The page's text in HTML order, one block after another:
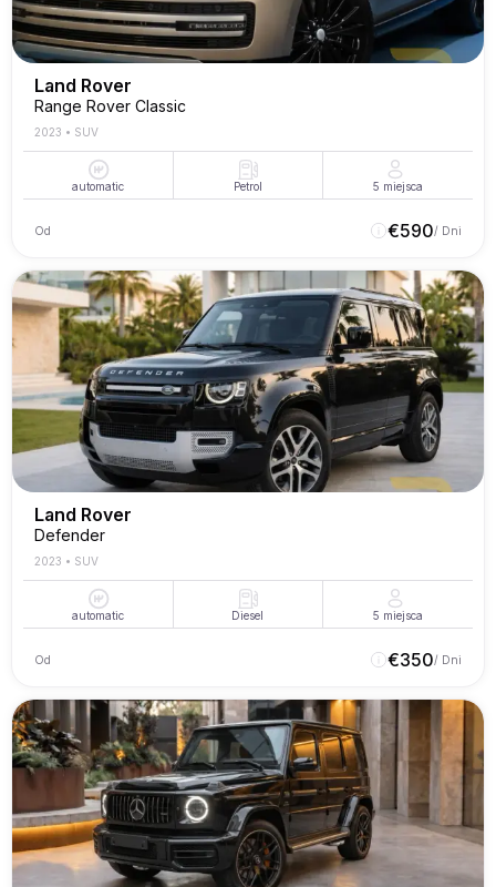
Land Rover
Range Rover Classic
2023 • SUV
automatic Petrol 5 miejsca
Od €590/ Dni
Land Rover
Defender
2023 • SUV
automatic Diesel 5 miejsca
Od €350/ Dni